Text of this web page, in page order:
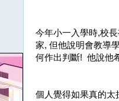
今年小一入學時,校
家, 但他說明會教導
何作出判斷! 他說他
個人覺得如果真的太